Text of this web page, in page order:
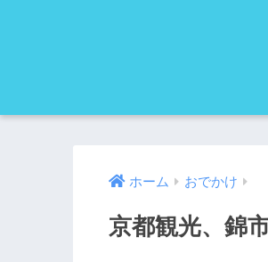
ホーム おでかけ
京都観光、錦